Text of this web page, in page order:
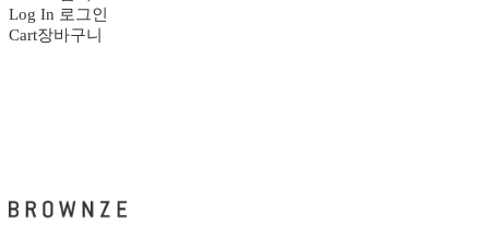
Log In 로그인
Cart장바구니